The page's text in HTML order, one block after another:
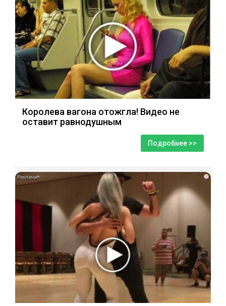
Королева вагона отожгла! Видео не
оставит равнодушным
Подробнее >>
i